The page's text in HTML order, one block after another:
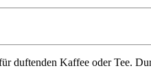
duftenden Kaffee oder Tee.